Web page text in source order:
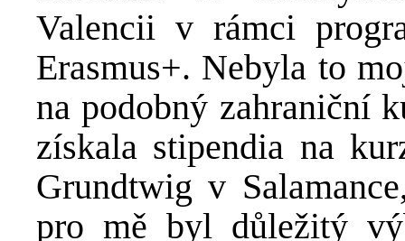
Valencii v rámci
Erasmus+. Nebyla to
na podobný zahraniční
získala stipendia na
Grundtwig v
pro mě byl důležitý